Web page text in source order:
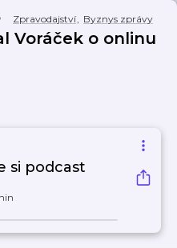
Zpravodajství, Byznys zprávy
Voráček o onlinu
si podcast